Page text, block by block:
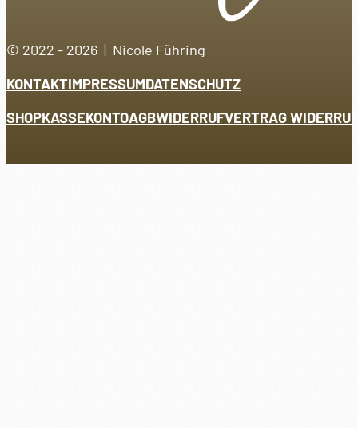
© 2022 - 2026 | Nicole Führing
KONTAKTIMPRESSUMDATENSCHUTZ
SHOPKASSEKONTOAGBWIDERRUFVERTRAG